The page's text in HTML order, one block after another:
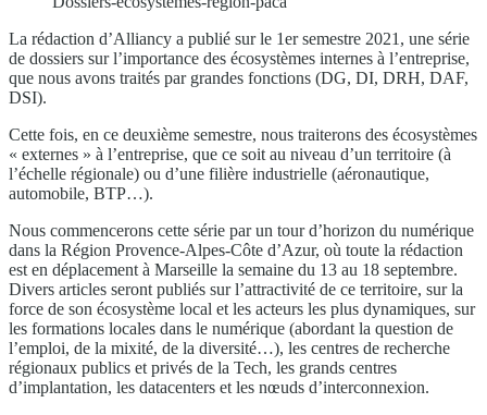
La rédaction d’Alliancy a publié sur le 1er semestre 2021, une série
de dossiers sur l’importance des écosystèmes internes à l’entreprise,
que nous avons traités par grandes fonctions (DG, DI, DRH, DAF,
DSI).
Cette fois, en ce deuxième semestre, nous traiterons des écosystèmes
« externes » à l’entreprise, que ce soit au niveau d’un territoire (à
l’échelle régionale) ou d’une filière industrielle (aéronautique,
automobile, BTP…).
Nous commencerons cette série par un tour d’horizon du numérique
dans la Région Provence-Alpes-Côte d’Azur, où toute la rédaction
est en déplacement à Marseille la semaine du 13 au 18 septembre.
Divers articles seront publiés sur l’attractivité de ce territoire, sur la
force de son écosystème local et les acteurs les plus dynamiques, sur
les formations locales dans le numérique (abordant la question de
l’emploi, de la mixité, de la diversité…), les centres de recherche
régionaux publics et privés de la Tech, les grands centres
d’implantation, les datacenters et les nœuds d’interconnexion.